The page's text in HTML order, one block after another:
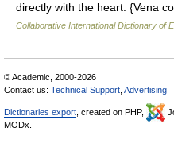
directly with the heart. {Vena
Collaborative International Dictionary of
© Academic, 2000-2026
Contact us: Technical Support Advertising
Dictionaries export , created on PHP,
MODx.